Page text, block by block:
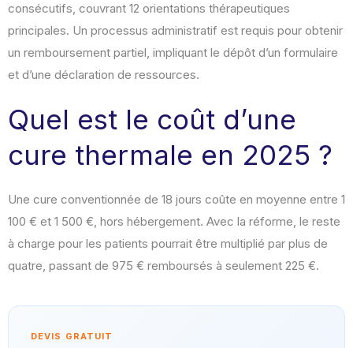
consécutifs, couvrant 12 orientations thérapeutiques
principales. Un processus administratif est requis pour obtenir
un remboursement partiel, impliquant le dépôt d’un formulaire
et d’une déclaration de ressources.
Quel est le coût d’une
cure thermale en 2025 ?
Une cure conventionnée de 18 jours coûte en moyenne entre 1
100 € et 1 500 €, hors hébergement. Avec la réforme, le reste
à charge pour les patients pourrait être multiplié par plus de
quatre, passant de 975 € remboursés à seulement 225 €.
DEVIS GRATUIT